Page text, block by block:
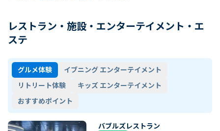
レストラン・施設・エンターテイメント・エ
ステ
グルメ体験
イブニング エンターテイメント
リトリート体験
キッズ エンターテイメント
おすすめポイント
バブルズレストラン